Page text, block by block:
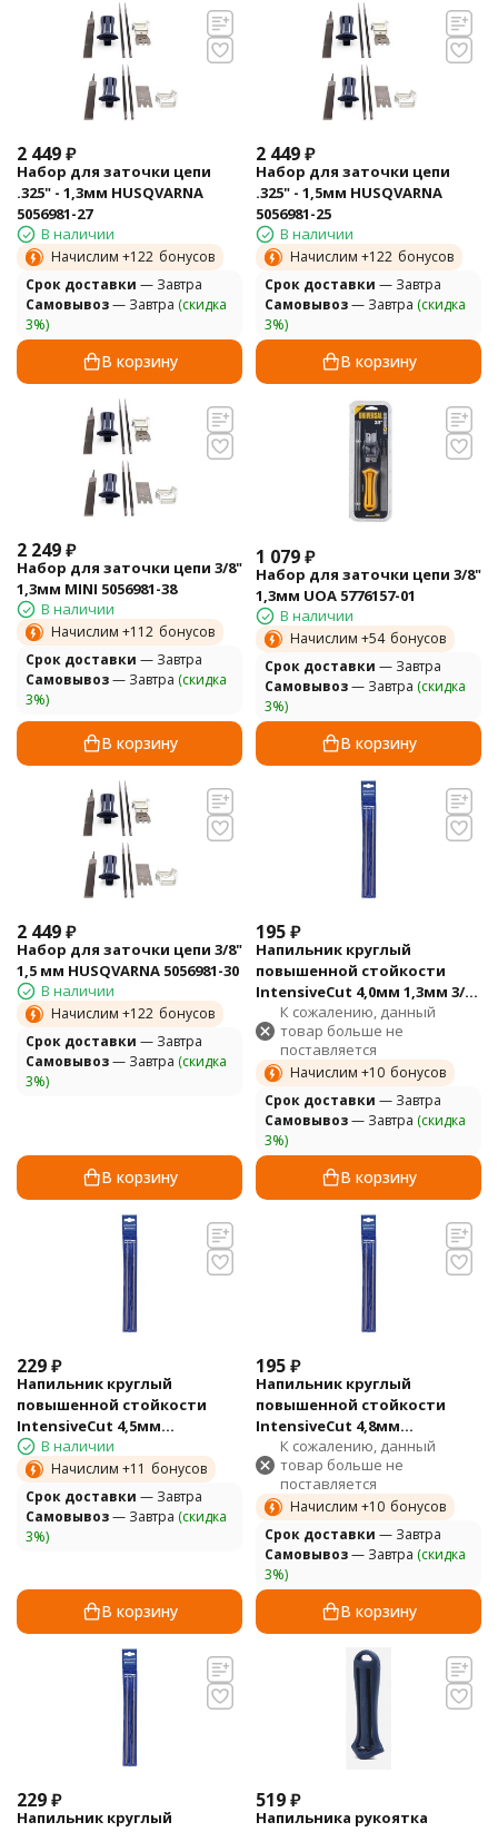
2 449₽
Набор для заточки цепи
.325" - 1,3мм HUSQVARNA
5056981-27
В наличии
Начислим +122 бонусов
Cрок доставки — Завтра
Самовывоз— Завтра (скидка
3%)
В корзину
2 449₽
Набор для заточки цепи
.325" - 1,5мм HUSQVARNA
5056981-25
В наличии
Начислим +122 бонусов
Cрок доставки — Завтра
Самовывоз— Завтра (скидка
3%)
В корзину
2 249₽
Набор для заточки цепи 3/8"
1,3мм MINI 5056981-38
В наличии
Начислим +112 бонусов
Cрок доставки — Завтра
Самовывоз— Завтра (скидка
3%)
В корзину
1 079₽
Набор для заточки цепи 3/8"
1,3мм UOA 5776157-01
В наличии
Начислим +54 бонусов
Cрок доставки — Завтра
Самовывоз— Завтра (скидка
3%)
В корзину
2 449₽
Набор для заточки цепи 3/8"
1,5 мм HUSQVARNA 5056981-30
В наличии
Начислим +122 бонусов
Cрок доставки — Завтра
Самовывоз— Завтра (скидка
3%)
В корзину
195₽
Напильник круглый
повышенной стойкости
IntensiveCut 4,0мм 1,3мм 3/8"
(уп. 2 шт) HUSQVARNA
5100957-01
К сожалению, данный
товар больше не
поставляется
Начислим +10 бонусов
Cрок доставки — Завтра
Самовывоз— Завтра (скидка
3%)
В корзину
229₽
Напильник круглый
повышенной стойкости
IntensiveCut 4,5мм
1,5мм/.325" (уп 2 шт)
HUSQVARNA 5772337-01
В наличии
Начислим +11 бонусов
Cрок доставки — Завтра
Самовывоз— Завтра (скидка
3%)
В корзину
195₽
Напильник круглый
повышенной стойкости
IntensiveCut 4,8мм
1,3мм/.325" (уп 2 шт)
HUSQVARNA 5100955-01
К сожалению, данный
товар больше не
поставляется
Начислим +10 бонусов
Cрок доставки — Завтра
Самовывоз— Завтра (скидка
3%)
В корзину
229₽
Напильник круглый
519₽
Напильника рукоятка